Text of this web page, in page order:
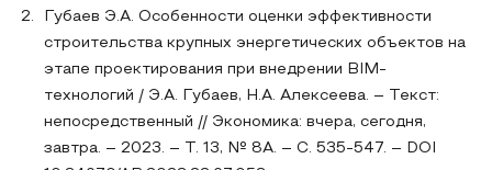
Губаев Э.А. Особенности оценки эффективности
строительства крупных энергетических объектов на
этапе проектирования при внедрении BIM-
технологий / Э.А. Губаев, Н.А. Алексеева. – Текст:
непосредственный // Экономика: вчера, сегодня,
завтра. – 2023. – Т. 13, № 8А. – С. 535-547. – DOI